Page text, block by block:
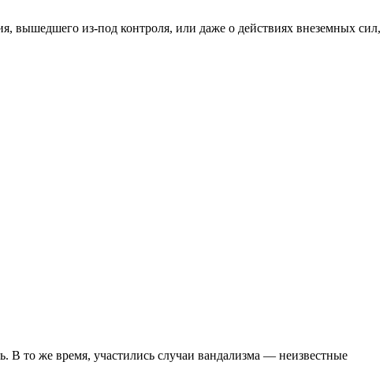
вышедшего из-под контроля, или даже о действиях внеземных сил,
то же время, участились случаи вандализма — неизвестные